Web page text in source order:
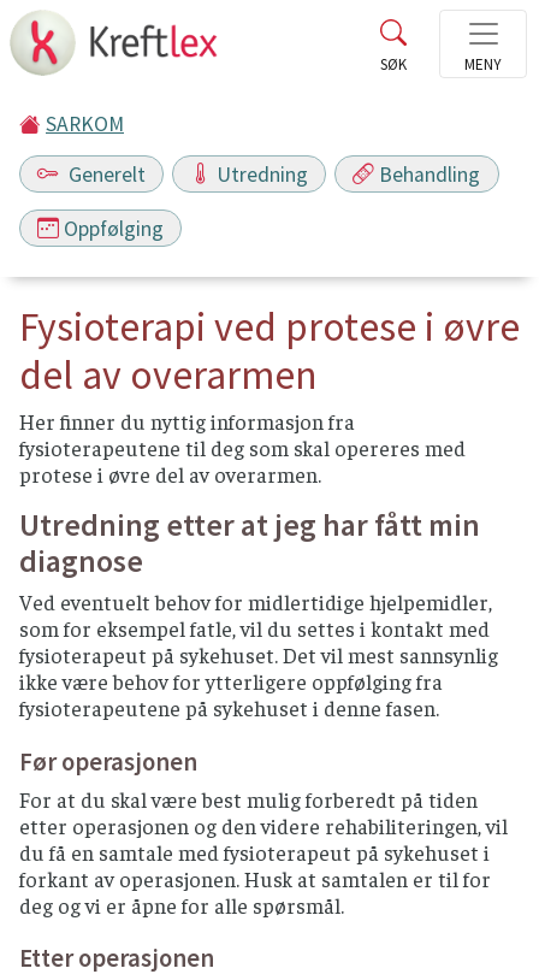
SARKOM
Generelt
Utredning Behandling
Oppfølging
Fysioterapi ved protese i øvre
del av overarmen
Her finner du nyttig informasjon fra
fysioterapeutene til deg som skal opereres med
protese i øvre del av overarmen.
Utredning etter at jeg har fått min
diagnose
Ved eventuelt behov for midlertidige hjelpemidler,
som for eksempel fatle, vil du settes i kontakt med
fysioterapeut på sykehuset. Det vil mest sannsynlig
ikke være behov for ytterligere oppfølging fra
fysioterapeutene på sykehuset i denne fasen.
Før operasjonen
For at du skal være best mulig forberedt på tiden
etter operasjonen og den videre rehabiliteringen, vil
du få en samtale med fysioterapeut på sykehuset i
forkant av operasjonen. Husk at samtalen er til for
deg og vi er åpne for alle spørsmål.
Etter operasjonen